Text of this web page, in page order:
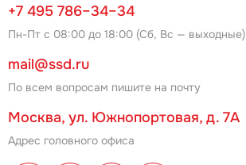
+7 495 786–34–34
Пн-Пт с 08:00 до 18:00 (Сб, Вс — выходные)
mail@ssd.ru
По всем вопросам пишите на почту
Москва, ул. Южнопортовая, д. 7А
Адрес головного офиса